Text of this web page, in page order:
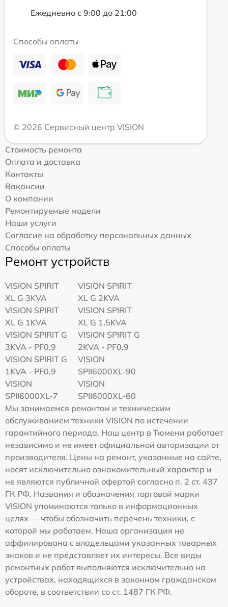
Ежедневно с 9:00 до 21:00
Способы оплаты
© 2026 Сервисный центр VISION
Стоимость ремонта
Оплата и доставка
Контакты
Вакансии
О компании
Ремонтируемые модели
Наши услуги
Согласие на обработку персональных данных
Способы оплаты
Ремонт устройств
VISION SPIRIT
XL G 3KVA
VISION SPIRIT
XL G 2KVA
VISION SPIRIT
XL G 1KVA
VISION SPIRIT
XL G 1,5KVA
VISION SPIRIT G
3KVA - PF0,9
VISION SPIRIT G
2KVA - PF0,9
VISION SPIRIT G
1KVA - PF0,9
VISION
SPII6000XL-90
VISION
SPII6000XL-7
VISION
SPII6000XL-60
Мы занимаемся ремонтом и техническим
обслуживанием техники VISION по истечении
гарантийного периода. Наш центр в Тюмени работает
независимо и не имеет официальной авторизации от
производителя. Цены на ремонт, указанные на сайте,
носят исключительно ознакомительный характер и
не являются публичной офертой согласно п. 2 ст. 437
ГК РФ. Названия и обозначения торговой марки
VISION упоминаются только в информационных
целях — чтобы обозначить перечень техники, с
которой мы работаем. Наша организация не
аффилирована с владельцами указанных товарных
знаков и не представляет их интересы. Все виды
ремонтных работ выполняются исключительно на
устройствах, находящихся в законном гражданском
обороте, в соответствии со ст. 1487 ГК РФ.